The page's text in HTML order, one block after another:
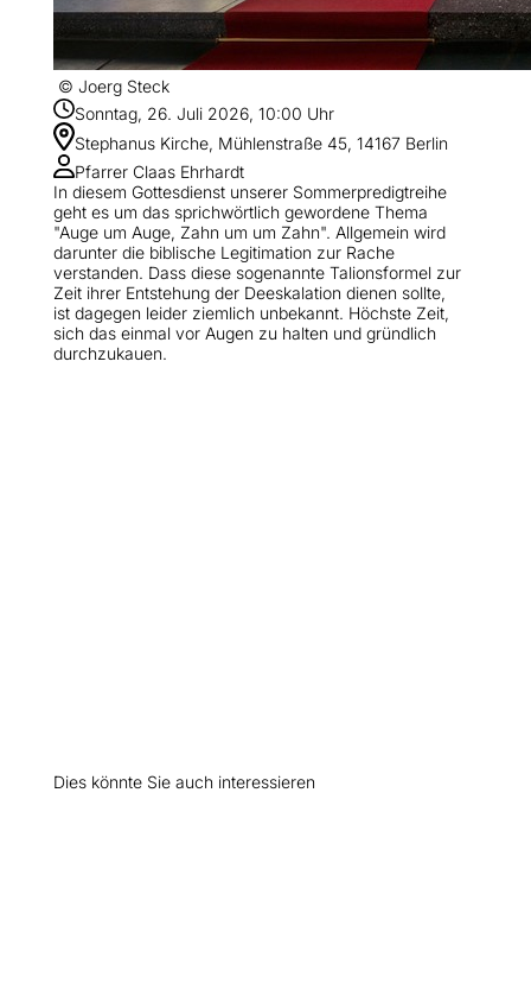
© Joerg Steck
Sonntag, 26. Juli 2026, 10:00 Uhr
Stephanus Kirche, Mühlenstraße 45, 14167 Berlin
Pfarrer Claas Ehrhardt
In diesem Gottesdienst unserer Sommerpredigtreihe
geht es um das sprichwörtlich gewordene Thema
"Auge um Auge, Zahn um um Zahn". Allgemein wird
darunter die biblische Legitimation zur Rache
verstanden. Dass diese sogenannte Talionsformel zur
Zeit ihrer Entstehung der Deeskalation dienen sollte,
ist dagegen leider ziemlich unbekannt. Höchste Zeit,
sich das einmal vor Augen zu halten und gründlich
durchzukauen.
Dies könnte Sie auch interessieren